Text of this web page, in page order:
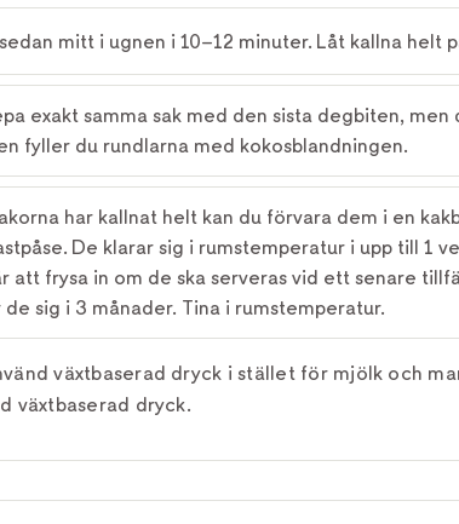
mitt i ugnen i 10–12 minuter. Låt kallna helt
exakt samma sak med den sista degbiten, men
fyller du rundlarna med kokosblandningen.
har kallnat helt kan du förvara dem i en
De klarar sig i rumstemperatur i upp till 1
att frysa in om de ska serveras vid ett senare
de sig i 3 månader. Tina i rumstemperatur.
växtbaserad dryck i stället för mjölk och
växtbaserad dryck.